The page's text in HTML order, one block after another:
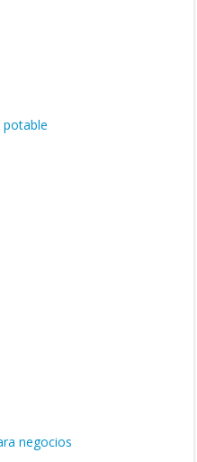
potable
negocios